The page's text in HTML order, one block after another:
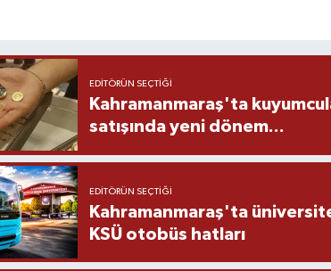
EDITÖRÜN SEÇTIĞI
Kahramanmaraş'ta
satışında yeni dönem...
EDITÖRÜN SEÇTIĞI
Kahramanmaraş'ta
KSÜ otobüs hatları